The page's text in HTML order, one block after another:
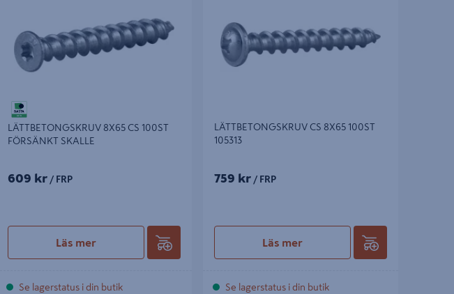
LÄTTBETONGSKRUV 8X65 CS 100ST
FÖRSÄNKT SKALLE
609 kr / FRP
Läs mer
Se lagerstatus i din butik
LÄTTBETONGSKRUV CS 8X65 100ST
105313
759 kr / FRP
Läs mer
Se lagerstatus i din butik